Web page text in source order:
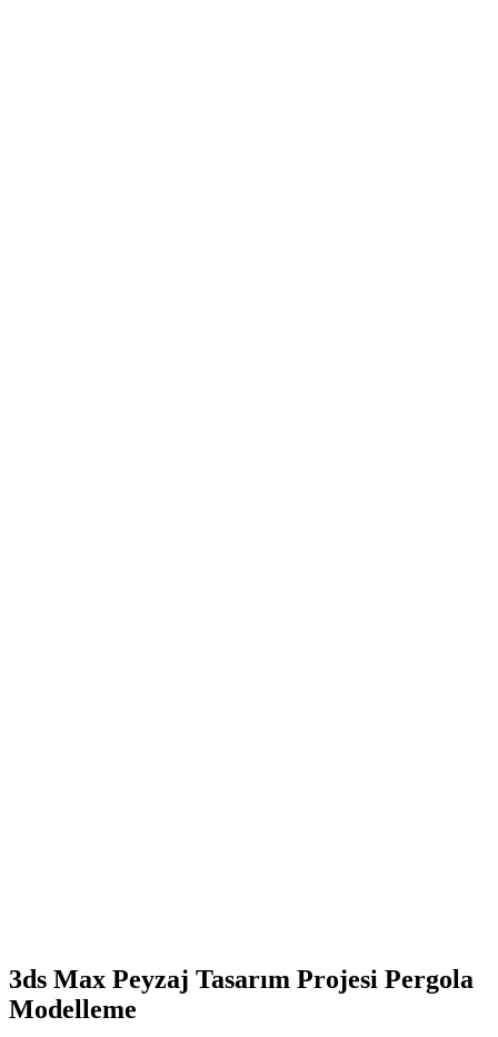
3ds Max Peyzaj Tasarım Projesi Pergola
Modelleme